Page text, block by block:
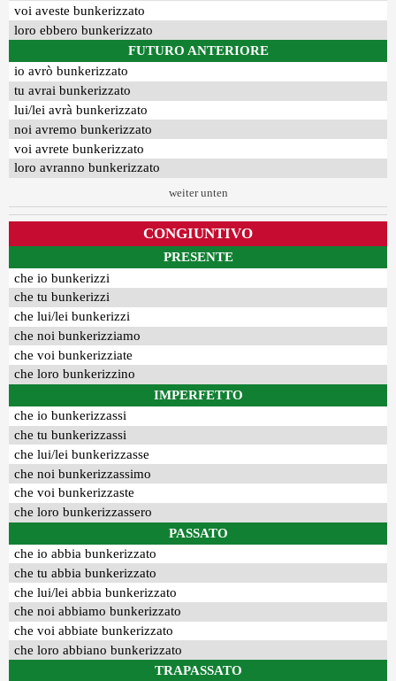
voi aveste bunkerizzato
loro ebbero bunkerizzato
FUTURO ANTERIORE
io avrò bunkerizzato
tu avrai bunkerizzato
lui/lei avrà bunkerizzato
noi avremo bunkerizzato
voi avrete bunkerizzato
loro avranno bunkerizzato
weiter unten
CONGIUNTIVO
PRESENTE
che io bunkerizzi
che tu bunkerizzi
che lui/lei bunkerizzi
che noi bunkerizziamo
che voi bunkerizziate
che loro bunkerizzino
IMPERFETTO
che io bunkerizzassi
che tu bunkerizzassi
che lui/lei bunkerizzasse
che noi bunkerizzassimo
che voi bunkerizzaste
che loro bunkerizzassero
PASSATO
che io abbia bunkerizzato
che tu abbia bunkerizzato
che lui/lei abbia bunkerizzato
che noi abbiamo bunkerizzato
che voi abbiate bunkerizzato
che loro abbiano bunkerizzato
TRAPASSATO